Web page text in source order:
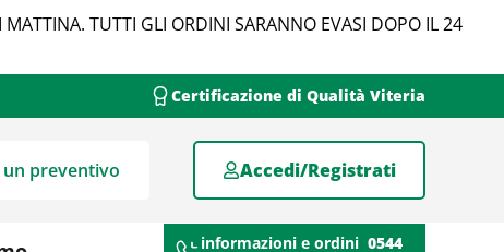
TUTTI GLI ORDINI SARANNO EVASI DOPO IL 24
Certificazione di Qualità Viteria
un preventivo Accedi/Registrati
informazioni e ordini 0544